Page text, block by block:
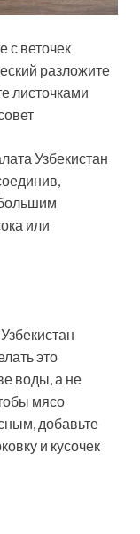
с веточек
разложите
листочками
Узбекистан
или
это
воды, а не
мясо
добавьте
и кусочек